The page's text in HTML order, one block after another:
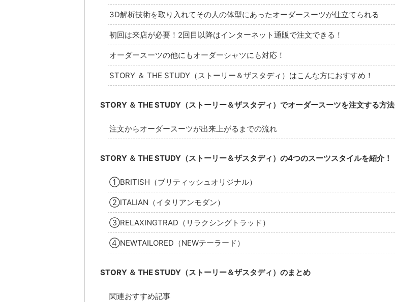
3D解析技術を取り入れてその人の体型にあったオーダースーツが仕立てられる
初回は来店が必要！2回目以降はインターネット通販で注文できる！
オーダースーツの他にもオーダーシャツにも対応！
STORY ＆ THE STUDY（ストーリー＆ザスタディ）はこんな方におすすめ！
STORY ＆ THE STUDY（ストーリー＆ザスタディ）でオーダースーツを注文する方法
注文からオーダースーツが出来上がるまでの流れ
STORY ＆ THE STUDY（ストーリー＆ザスタディ）の4つのスーツスタイルを紹介！
①BRITISH（ブリティッシュオリジナル）
②ITALIAN（イタリアンモダン）
③RELAXINGTRAD（リラクシングトラッド）
④NEWTAILORED（NEWテーラード）
STORY ＆ THE STUDY（ストーリー＆ザスタディ）のまとめ
関連おすすめ記事